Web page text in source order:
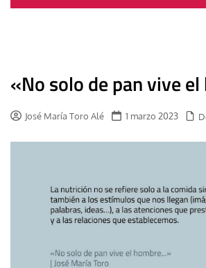
«No solo de pan vive
José María Toro Alé 1 marzo 2023